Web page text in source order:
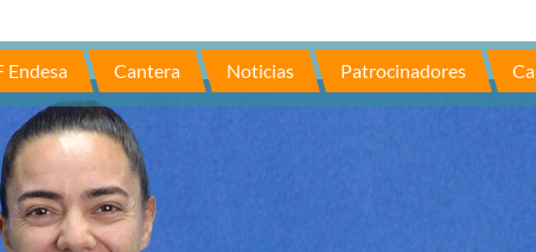
Endesa Cantera Noticias Patrocinadores